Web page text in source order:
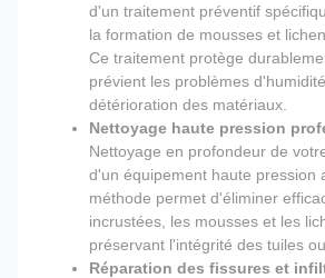
d'un traitement préventif
la formation de mousses et
Ce traitement protège
prévient les problèmes
détérioration des matériaux.
Nettoyage haute pression
Nettoyage en profondeur de
d'un équipement haute pression
méthode permet d'éliminer
incrustées, les mousses et les
préservant l'intégrité des tuiles
Réparation des fissures et